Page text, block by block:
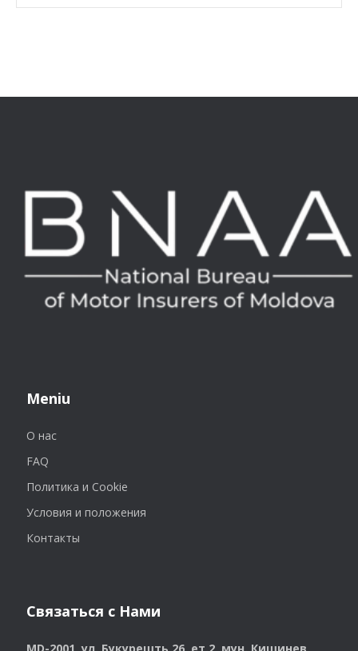
Meniu
О нас
FAQ
Политика и Cookie
Условия и положения
Контакты
Связаться с Нами